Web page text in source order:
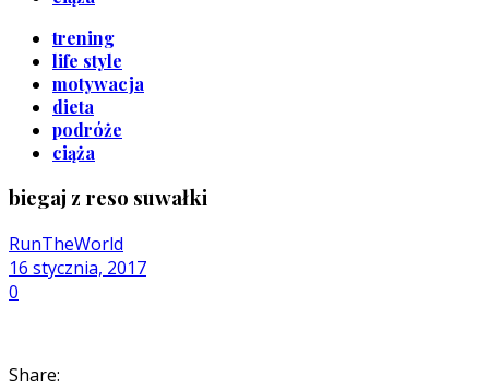
trening
life style
motywacja
dieta
podróże
ciąża
biegaj z reso suwałki
RunTheWorld
16 stycznia, 2017
0
Share: